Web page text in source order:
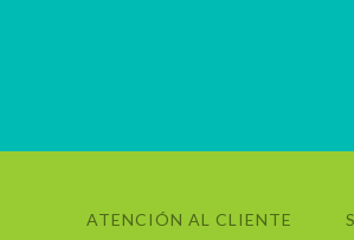
ATENCIÓN AL CLIENTE